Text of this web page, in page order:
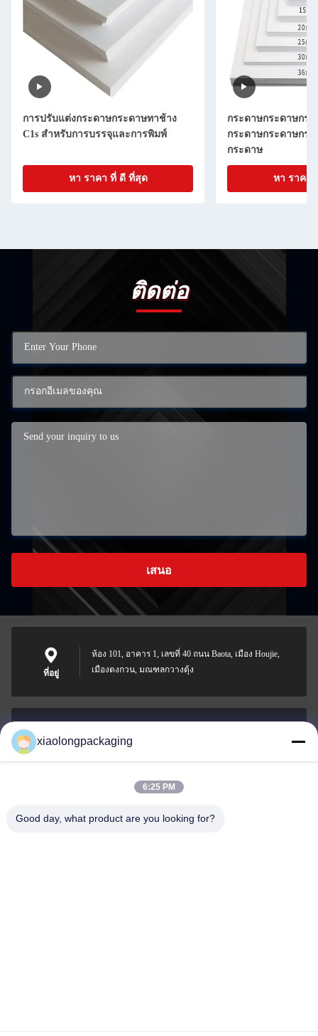
การปรับแต่งกระดาษกระดาษทาช้าง
C1s สําหรับการบรรจุและการพิมพ์
หา ราคา ที่ ดี ที่สุด
กระดาษกระดาษกร
กระดาษกระดาษกร
กระดาษ
หา ราคา
ติดต่อ
เสนอ
ที่อยู่
ห้อง 101, อาคาร 1, เลขที่ 40 ถนน Baota, เมือง Houjie,
เมืองตงกวน, มณฑลกวางตุ้ง
Tina@xiaolongpackaging.com
0086-15322891631
xiaolongpackaging
6:25 PM
Good day, what product are you looking for?